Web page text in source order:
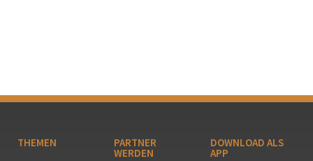
THEMEN PARTNER
WERDEN
DOWNLOAD ALS
APP